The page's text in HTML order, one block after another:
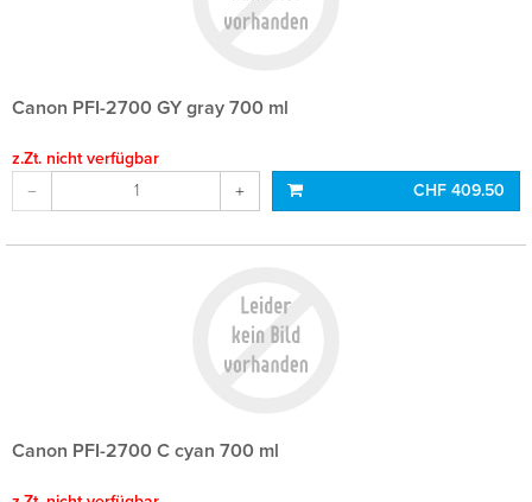
Canon PFI-2700 GY gray 700 ml
z.Zt. nicht verfügbar
CHF 409.50
Canon PFI-2700 C cyan 700 ml